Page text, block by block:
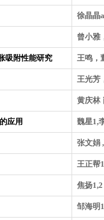
徐晶晶
曾小雅
吸附性能研究 王鸣，
王光芳
黄庆林
应用 魏星1,
张文娟
王正帮
焦扬
邹海明